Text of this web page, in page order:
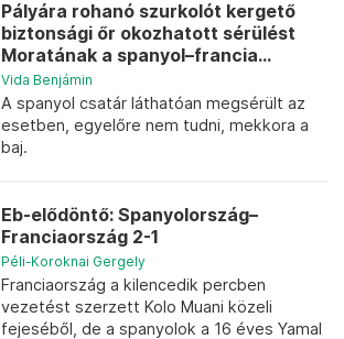
Pályára rohanó szurkolót kergető
biztonsági őr okozhatott sérülést
Moratának a spanyol–francia...
Vida Benjámin
A spanyol csatár láthatóan megsérült az
esetben, egyelőre nem tudni, mekkora a
baj.
Eb-elődöntő: Spanyolország–
Franciaország 2-1
Péli-Koroknai Gergely
Franciaország a kilencedik percben
vezetést szerzett Kolo Muani közeli
fejeséből, de a spanyolok a 16 éves Yamal